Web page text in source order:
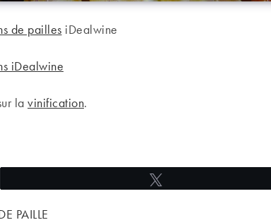
de pailles iDealwine
iDealwine
la vinification.
PAILLE